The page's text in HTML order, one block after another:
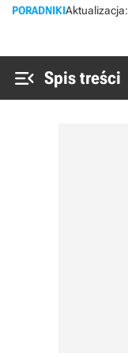
PORADNIKIAktualizacja:
 Spis treści